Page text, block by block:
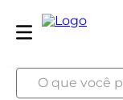
O que você